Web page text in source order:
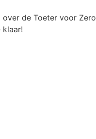
de Toeter voor Zero
klaar!